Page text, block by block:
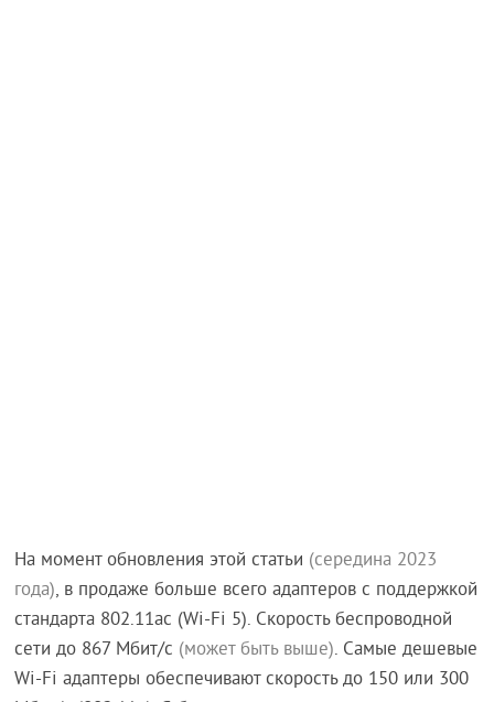
На момент обновления этой статьи (середина 2023
года), в продаже больше всего адаптеров с поддержкой
стандарта 802.11ac (Wi-Fi 5). Скорость беспроводной
сети до 867 Мбит/с (может быть выше). Самые дешевые
Wi-Fi адаптеры обеспечивают скорость до 150 или 300